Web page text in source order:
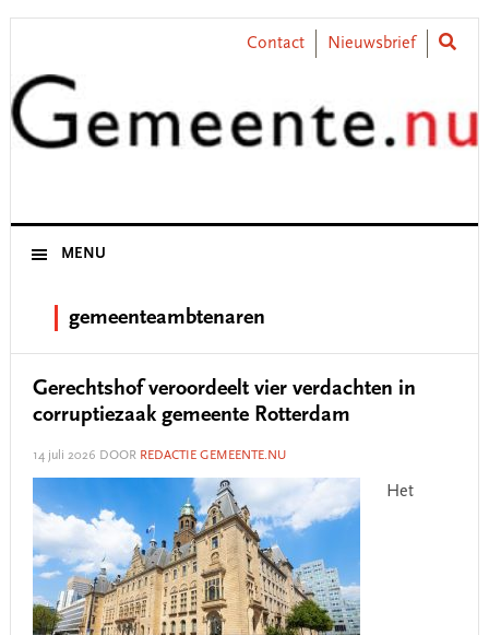
Skip
primary
navigation
Skip
content
Skip
primary
sidebar
Skip
footer
Contact Nieuwsbrief
MENU
gemeenteambtenaren
Gerechtshof veroordeelt vier verdachten in
corruptiezaak gemeente Rotterdam
14 juli 2026 DOOR REDACTIE GEMEENTE.NU
Het